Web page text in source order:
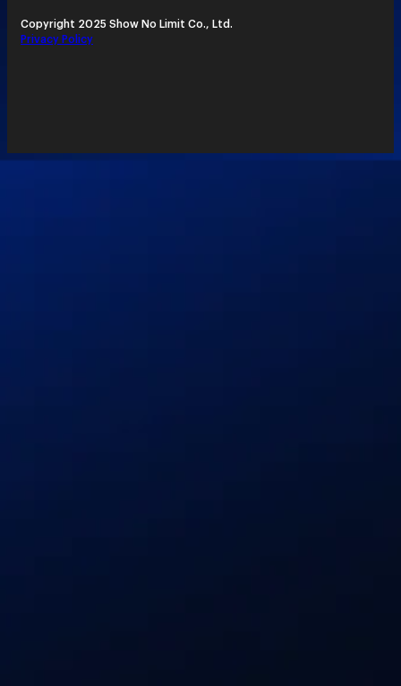
Copyright 2025 Show No Limit Co., Ltd.
Privacy Policy